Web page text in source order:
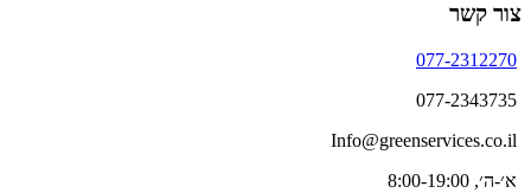
צור קשר
077-2312270
א׳-ה׳, 8:00-19:00